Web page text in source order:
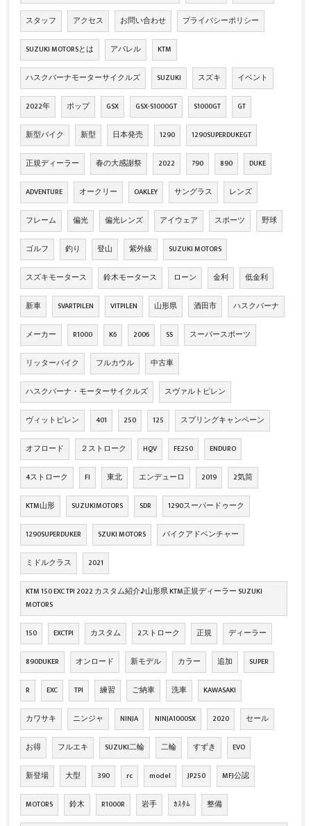
スタッフ アクセス お問い合わせ プライバシーポリシー
SUZUKI MOTORSとは アパレル KTM
ハスクバーナモーターサイクルズ SUZUKI スズキ イベント
2022年 ポップ GSX GSX-S1000GT S1000GT GT
新型バイク 新型 日本発売 1290 1290SUPERDUKEGT
正規ディーラー 春の大感謝祭 2022 790 890 DUKE
ADVENTURE オークリー OAKLEY サングラス レンズ
フレーム 偏光 偏光レンズ アイウェア スポーツ 野球
ゴルフ 釣り 登山 紫外線 SUZUKI MOTORS
スズキモータース 鈴木モータース ローン 金利 低金利
新車 SVARTPILEN VITPILEN 山形県 酒田市 ハスクバーナ
メーカー R1000 K6 2006 SS スーパースポーツ
リッターバイク フルカウル 中古車
ハスクバーナ・モーターサイクルズ スヴァルトピレン
ヴィットピレン 401 250 125 スプリングキャンペーン
オフロード ２ストローク HQV FE250 ENDURO
4ストローク FI 東北 エンデューロ 2019 2気筒
KTM山形 SUZUKIMOTORS SDR 1290スーパードゥーク
1290SUPERDUKER SZUKI MOTORS バイクアドベンチャー
ミドルクラス 2021
KTM 150 EXC TPI 2022 カスタム紹介♪山形県 KTM正規ディーラー SUZUKI
MOTORS
150 EXCTPI カスタム 2ストローク 正規 ディーラー
890DUKER オンロード 新モデル カラー 追加 SUPER
R EXC TPI 練習 ご納車 洗車 KAWASAKI
カワサキ ニンジャ NINJA NINJA1000SX 2020 セール
お得 フルエキ SUZUKI二輪 二輪 すずき EVO
新登場 大型 390 rc model JP250 MFJ公認
MOTORS 鈴木 R1000R 岩手 ｶｽﾀﾑ 整備